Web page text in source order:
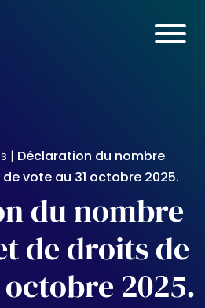
| Déclaration du nombre
vote au 31 octobre 2025.
du nombre
de droits de
2025.